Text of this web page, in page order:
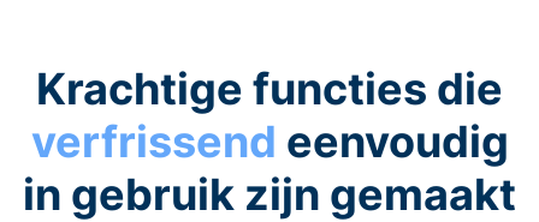
Krachtige functies die
verfrissend eenvoudig
in gebruik zijn gemaakt